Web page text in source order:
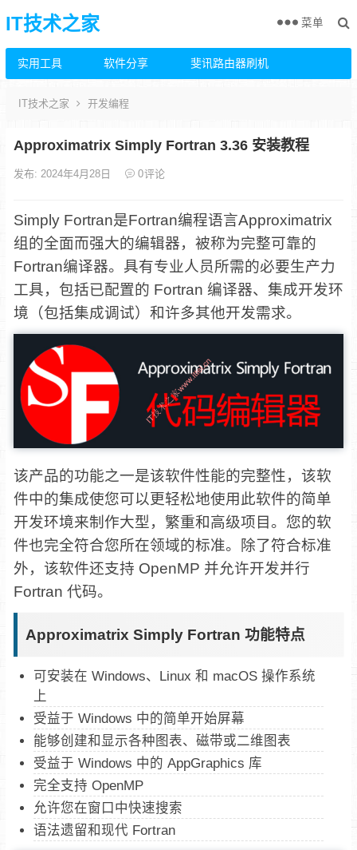
IT技术之家
实用工具 软件分享 斐讯路由器刷机
菜单
IT技术之家 开发编程
Approximatrix Simply Fortran 3.36 安装教程
发布: 2024年4月28日 0评论
Simply Fortran是Fortran编程语言Approximatrix
组的全面而强大的编辑器，被称为完整可靠的
Fortran编译器。具有专业人员所需的必要生产力
工具，包括已配置的 Fortran 编译器、集成开发环
境（包括集成调试）和许多其他开发需求。
该产品的功能之一是该软件性能的完整性，该软
件中的集成使您可以更轻松地使用此软件的简单
开发环境来制作大型，繁重和高级项目。您的软
件也完全符合您所在领域的标准。除了符合标准
外，该软件还支持 OpenMP 并允许开发并行
Fortran 代码。
Approximatrix Simply Fortran 功能特点
可安装在 Windows、Linux 和 macOS 操作系统
上
受益于 Windows 中的简单开始屏幕
能够创建和显示各种图表、磁带或二维图表
受益于 Windows 中的 AppGraphics 库
完全支持 OpenMP
允许您在窗口中快速搜索
语法遗留和现代 Fortran